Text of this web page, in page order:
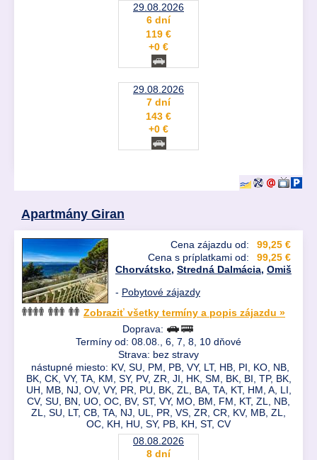
29.08.2026
6 dní
119 €
+0 €
29.08.2026
7 dní
143 €
+0 €
Apartmány Giran
Cena zájazdu od:
99,25 €
Cena s príplatkami od:
99,25 €
Chorvátsko, Stredná Dalmácia, Omiš
- Pobytové zájazdy
Zobraziť všetky termíny a popis zájazdu »
Doprava:
Termíny od: 08.08., 6, 7, 8, 10 dňové
Strava: bez stravy
nástupné miesto: KV, SU, PM, PB, VY, LT, HB, PI, KO, NB,
BK, CK, VY, TA, KM, SY, PV, ZR, JI, HK, SM, BK, BI, TP, BK,
UH, MB, NJ, OV, VY, PR, PU, BK, ZL, BA, TA, KT, HM, A, LI,
CV, SU, BN, UO, OC, BV, ST, VY, MO, BM, FM, KT, ZL, NB,
ZL, SU, LT, CB, TA, NJ, UL, PR, VS, ZR, CR, KV, MB, ZL,
OC, KH, HU, SY, PB, KH, ST, CV
08.08.2026
8 dní